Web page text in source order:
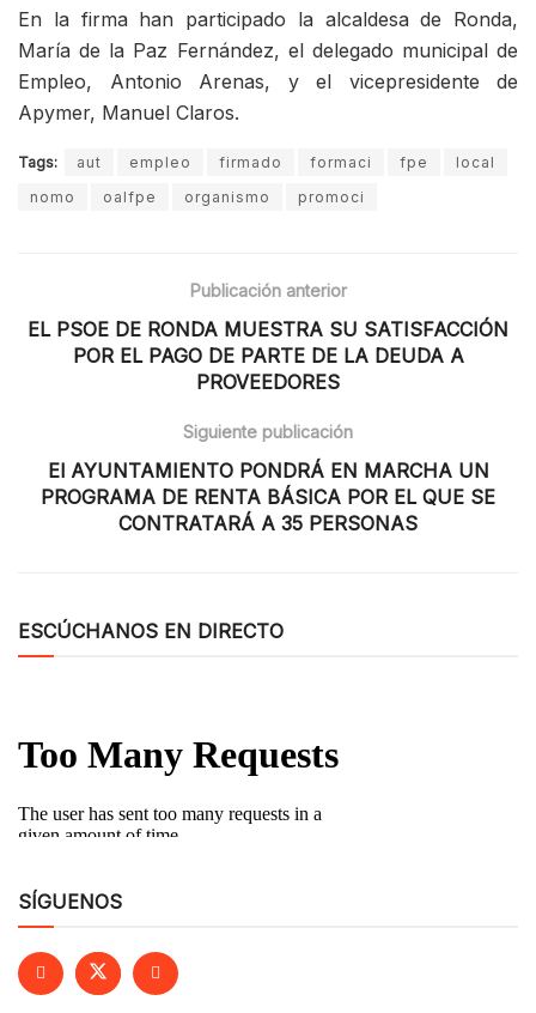
En la firma han participado la alcaldesa de Ronda,
María de la Paz Fernández, el delegado municipal de
Empleo, Antonio Arenas, y el vicepresidente de
Apymer, Manuel Claros.
Tags: aut empleo firmado formaci fpe
local
nomo
oalfpe organismo promoci
Publicación anterior
EL PSOE DE RONDA MUESTRA SU SATISFACCIÓN
POR EL PAGO DE PARTE DE LA DEUDA A
PROVEEDORES
Siguiente publicación
El AYUNTAMIENTO PONDRÁ EN MARCHA UN
PROGRAMA DE RENTA BÁSICA POR EL QUE SE
CONTRATARÁ A 35 PERSONAS
ESCÚCHANOS EN DIRECTO
SÍGUENOS